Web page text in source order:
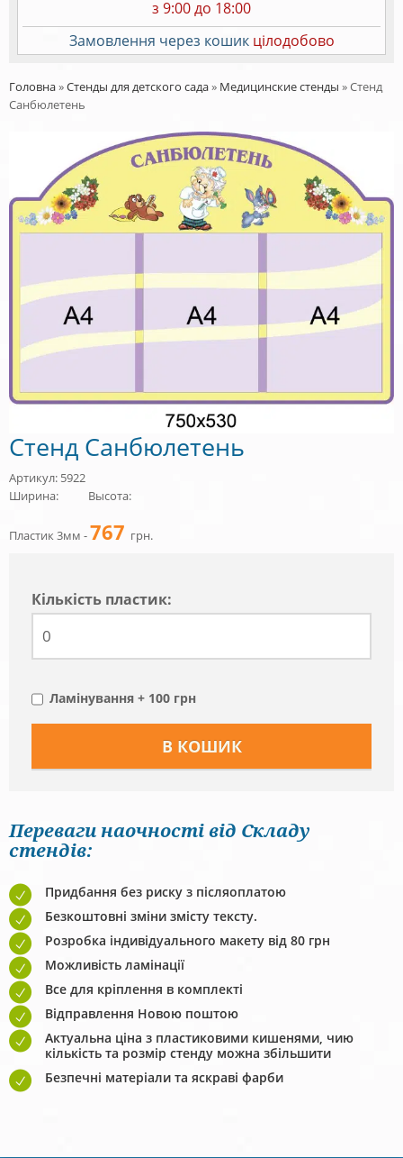
з 9:00 до 18:00
Замовлення через кошик цілодобово
Головна»Стенды для детского сада» Медицинские стенды »Стенд
Санбюлетень
Стенд Санбюлетень
Артикул: 5922
Ширина:
Высота:
Пластик 3мм -767 грн.
Кiлькiсть пластик:
Ламінування + 100 грн
Переваги наочності від Складу
стендів:
Придбання без риску з післяоплатою
Безкоштовні зміни змісту тексту.
Розробка індивідуального макету від 80 грн
Можливість ламінації
Все для кріплення в комплекті
Відправлення Новою поштою
Актуальна ціна з пластиковими кишенями, чию
кількість та розмір стенду можна збільшити
Безпечні матеріали та яскраві фарби